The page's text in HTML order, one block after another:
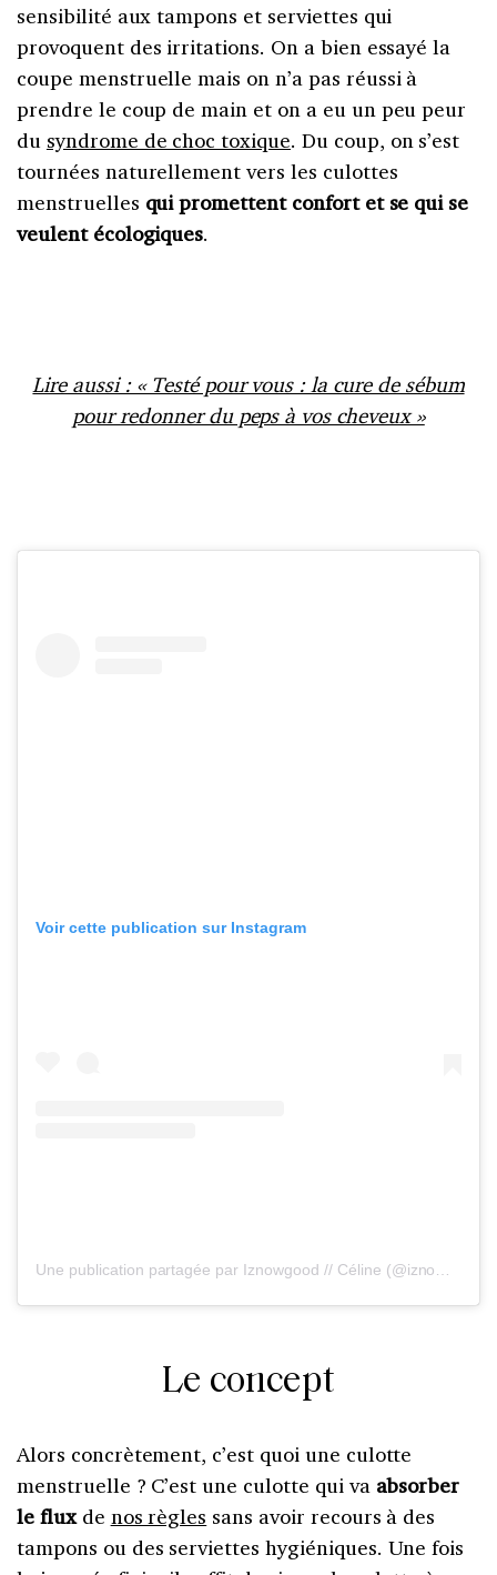
sensibilité aux tampons et serviettes qui
provoquent des irritations. On a bien essayé la
coupe menstruelle mais on n’a pas réussi à
prendre le coup de main et on a eu un peu peur
du syndrome de choc toxique. Du coup, on s’est
tournées naturellement vers les culottes
menstruelles qui promettent confort et se qui se
veulent écologiques.
Lire aussi : « Testé pour vous : la cure de sébum
pour redonner du peps à vos cheveux »
Voir cette publication sur Instagram
Une publication partagée par Iznowgood // Céline (@iznowgood_)
Le concept
Alors concrètement, c’est quoi une culotte
menstruelle ? C’est une culotte qui va absorber
le fluxde nos règles sans avoir recours à des
tampons ou des serviettes hygiéniques. Une fois